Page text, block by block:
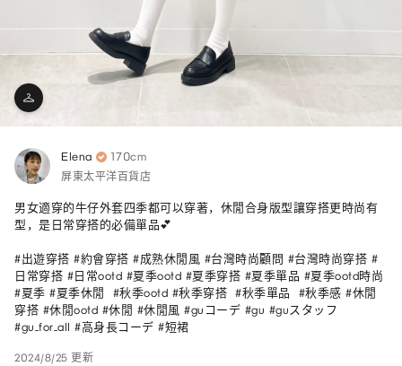
Elena 170cm
屏東太平洋百貨店
男女適穿的牛仔外套四季都可以穿著，休閒合身版型讓穿搭更時尚有
型，是日常穿搭的必備單品💕
#出遊穿搭 #約會穿搭 #成熟休閒風 #台灣時尚顧問 #台灣時尚穿搭 #
日常穿搭 #日常ootd #夏季ootd #夏季穿搭 #夏季單品 #夏季ootd時尚
#夏季 #夏季休閒  #秋季ootd #秋季穿搭  #秋季單品  #秋季感 #休閒
穿搭 #休閒ootd #休閒 #休閒風 #guコーデ #gu #guスタッフ
#gu_for_all #高身長コーデ #短裙
2024/8/25 更新